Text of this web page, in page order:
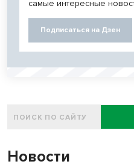
самые интересные
Подписаться на Дзен
Новости